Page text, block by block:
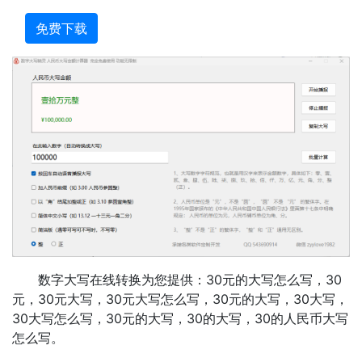
免费下载
数字大写在线转换为您提供：30元的大写怎么写，30
元，30元大写，30元大写怎么写，30元的大写，30大写，
30大写怎么写，30元的大写，30的大写，30的人民币大写
怎么写。